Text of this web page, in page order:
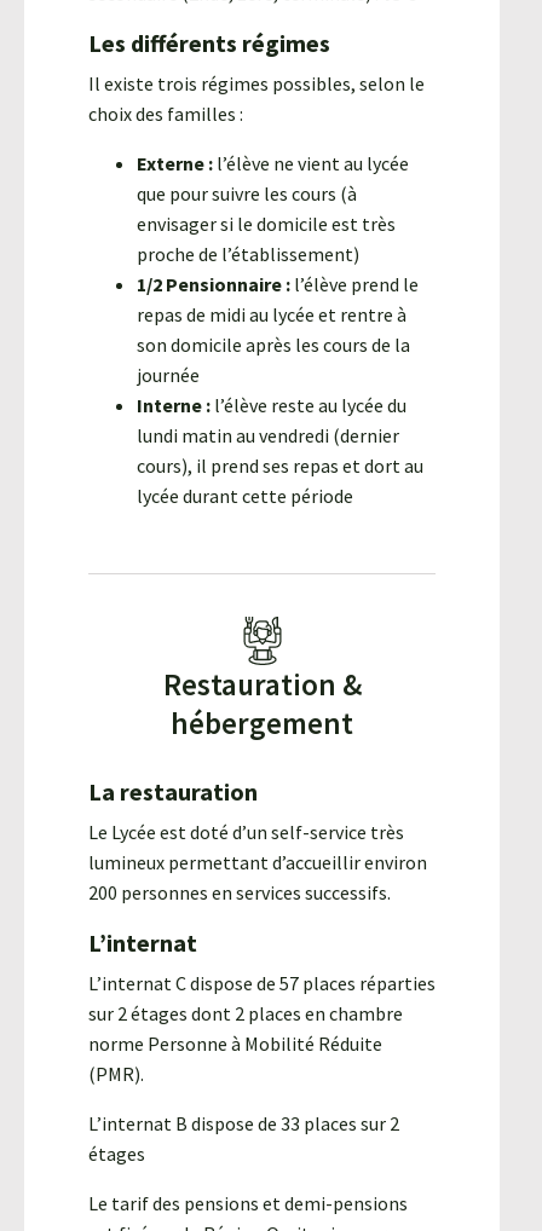
Les différents régimes
Il existe trois régimes possibles, selon le
choix des familles :
Externe : l’élève ne vient au lycée
que pour suivre les cours (à
envisager si le domicile est très
proche de l’établissement)
1/2 Pensionnaire : l’élève prend le
repas de midi au lycée et rentre à
son domicile après les cours de la
journée
Interne : l’élève reste au lycée du
lundi matin au vendredi (dernier
cours), il prend ses repas et dort au
lycée durant cette période
Restauration &
hébergement
La restauration
Le Lycée est doté d’un self-service très
lumineux permettant d’accueillir environ
200 personnes en services successifs.
L’internat
L’internat C dispose de 57 places réparties
sur 2 étages dont 2 places en chambre
norme Personne à Mobilité Réduite
(PMR).
L’internat B dispose de 33 places sur 2
étages
Le tarif des pensions et demi-pensions